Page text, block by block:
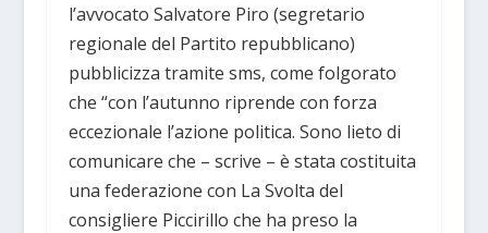
l’avvocato Salvatore Piro (segretario
regionale del Partito repubblicano)
pubblicizza tramite sms, come folgorato
che “con l’autunno riprende con forza
eccezionale l’azione politica. Sono lieto di
comunicare che – scrive – è stata costituita
una federazione con La Svolta del
consigliere Piccirillo che ha preso la